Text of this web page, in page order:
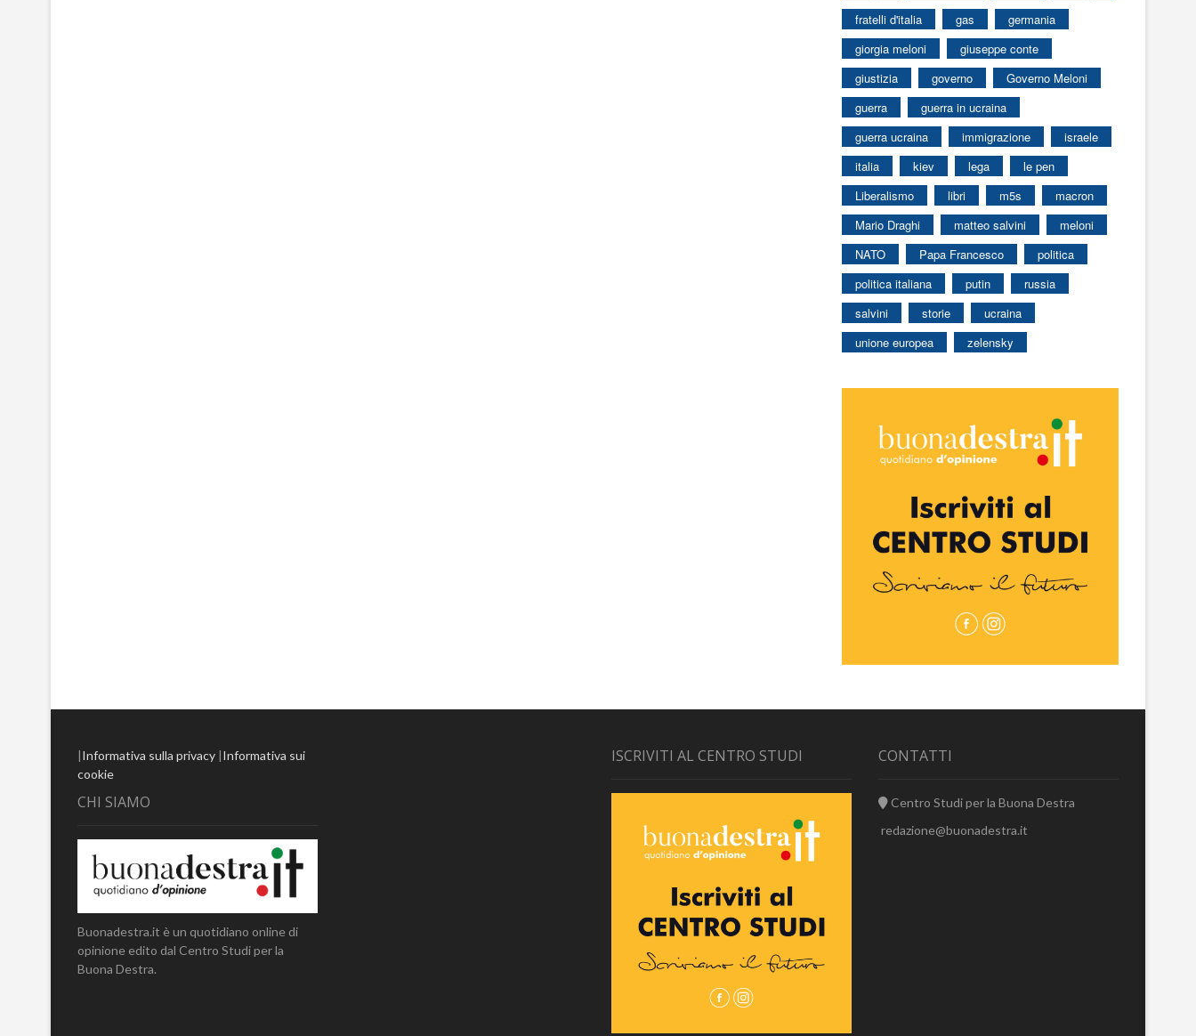
fratelli d'italia
gas
germania
giorgia meloni
giuseppe conte
giustizia
governo
Governo Meloni
guerra
guerra in ucraina
guerra ucraina
immigrazione
israele
italia
kiev lega
le pen
Liberalismo
libri m5s
macron
Mario Draghi
matteo salvini
meloni
NATO
Papa Francesco
politica
politica italiana
putin
russia
salvini
storie
ucraina
unione europea
zelensky
|Informativa sulla privacy |Informativa sui
cookie
CHI SIAMO
Buonadestra.it è un quotidiano online di
opinione edito dal Centro Studi per la
Buona Destra.
ISCRIVITI AL CENTRO STUDI CONTATTI
Centro Studi per la Buona Destra
redazione@buonadestra.it